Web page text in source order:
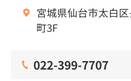
宮城県仙台市太白
町3F
022-399-7707